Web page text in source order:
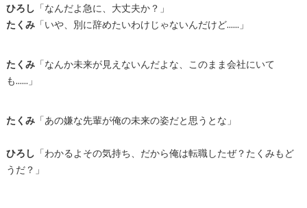
ひろし 「なんだよ急に、大丈夫か？」
たくみ「いや、別に辞めたいわけじゃないんだけど……」
たくみ「なんか未来が見えないんだよな、このまま会社にいて
も……」
たくみ「あの嫌な先輩が俺の未来の姿だと思うとな」
ひろし 「わかるよその気持ち、だから俺は転職したぜ？たくみもど
うだ？」